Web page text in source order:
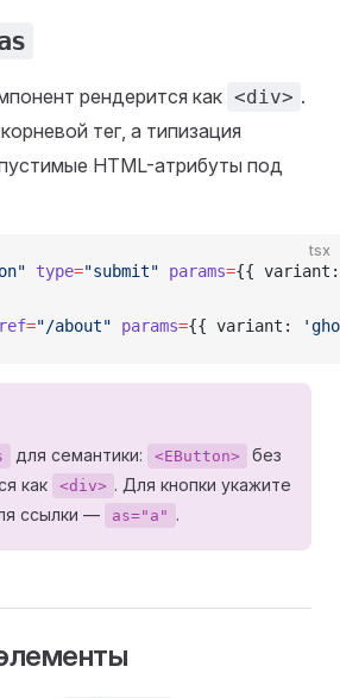
рендерится как <div> .
тег, а типизация
HTML-атрибуты под
tsx
type="submit" params={{
="/about" params={{ variant:
для семантики: <EButton> без
как <div> . Для кнопки укажите
ссылки — as="a" .